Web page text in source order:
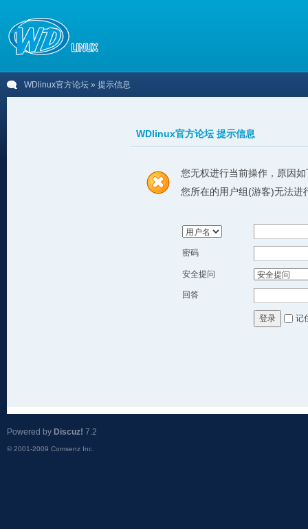
WDlinux官方论坛 » 提示信息
WDlinux官方论坛 提示信息
您无权进行当前操作，原因如
您所在的用户组(游客)无法进
密码
安全提问
回答
登录 记
Powered by Discuz! 7.2
© 2001-2009 Comsenz Inc.